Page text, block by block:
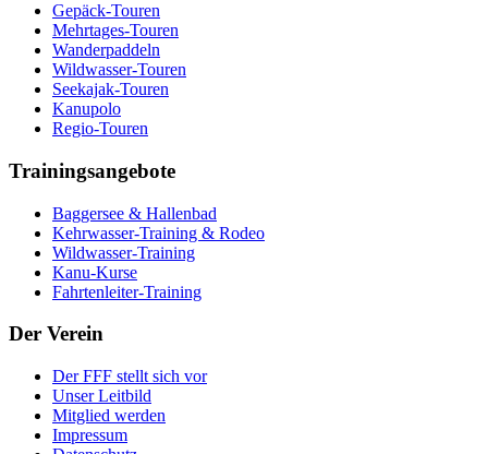
Gepäck-Touren
Mehrtages-Touren
Wanderpaddeln
Wildwasser-Touren
Seekajak-Touren
Kanupolo
Regio-Touren
Trainingsangebote
Baggersee & Hallenbad
Kehrwasser-Training & Rodeo
Wildwasser-Training
Kanu-Kurse
Fahrtenleiter-Training
Der Verein
Der FFF stellt sich vor
Unser Leitbild
Mitglied werden
Impressum